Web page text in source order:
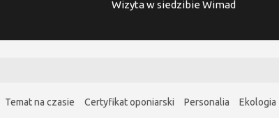
Wizyta w siedzibie Wimad
Temat na czasie Certyfikat oponiarski Personalia Ekologia